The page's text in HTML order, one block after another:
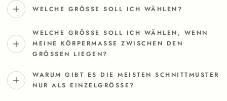
WELCHE GRÖSSE SOLL ICH WÄHLEN?
WELCHE GRÖSSE SOLL ICH WÄHLEN, WENN M
EINE KÖRPERMASSE ZWISCHEN DEN GR
ÖSSEN LIEGEN?
WARUM GIBT ES DIE MEISTEN SCHNITTMUSTER
NUR ALS EINZELGRÖSSE?